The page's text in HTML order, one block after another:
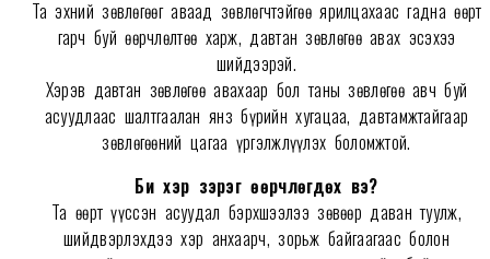
Та эхний зөвлөгөөг аваад зөвлөгчтэйгөө ярилцахаас гадна өөрт
гарч буй өөрчлөлтөө харж, давтан зөвлөгөө авах эсэхээ
шийдээрэй.
Хэрэв давтан зөвлөгөө авахаар бол таны зөвлөгөө авч буй
асуудлаас шалтгаалан янз бүрийн хугацаа, давтамжтайгаар
зөвлөгөөний цагаа үргэлжлүүлэх боломжтой.
Би хэр зэрэг өөрчлөгдөх вэ?
Та өөрт үүссэн асуудал бэрхшээлээ зөвөөр даван туулж,
шийдвэрлэхдээ хэр анхаарч, зорьж байгаагаас болон